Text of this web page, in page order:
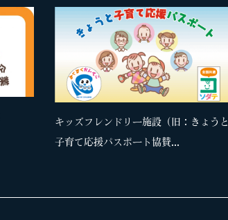
キッズフレンドリー施設（旧：きょうと
子育て応援パスポート協賛...